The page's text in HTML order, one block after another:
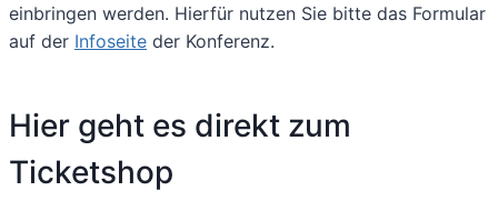
einbringen werden. Hierfür nutzen Sie bitte das Formular
auf der Infoseite der Konferenz.
Hier geht es direkt zum
Ticketshop